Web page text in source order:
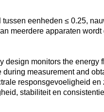
eenheden ≤ 0.25,
meerdere apparaten
design monitors the
measurement and
responsgevoeligheid en
stabiliteit en